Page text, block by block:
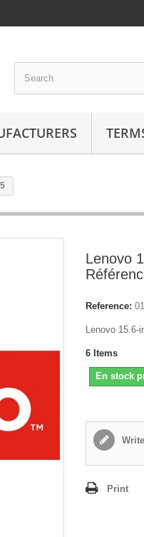
Lenovo
Reference:
Lenovo 15.6-
6 Items
En stock
Print